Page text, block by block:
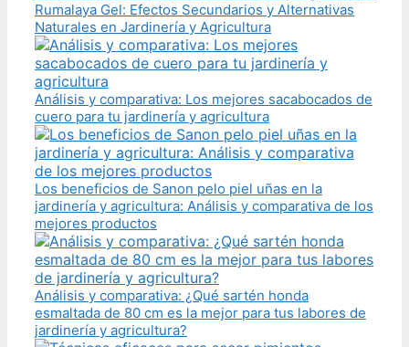
Rumalaya Gel: Efectos Secundarios y Alternativas
Naturales en Jardinería y Agricultura
Análisis y comparativa: Los mejores sacabocados de
cuero para tu jardinería y agricultura
Los beneficios de Sanon pelo piel uñas en la
jardinería y agricultura: Análisis y comparativa de los
mejores productos
Análisis y comparativa: ¿Qué sartén honda
esmaltada de 80 cm es la mejor para tus labores de
jardinería y agricultura?